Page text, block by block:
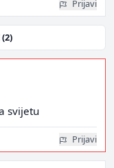
Prijavi
svijetu
Prijavi